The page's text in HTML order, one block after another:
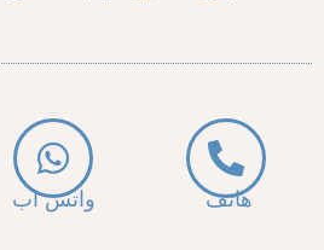
هاتف واتس اب